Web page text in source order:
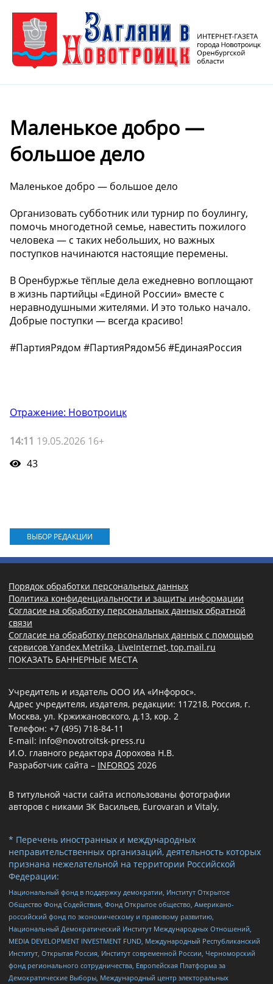
Маленькое добро —
большое дело ️
Маленькое добро — большое дело ️
Организовать субботник или турнир по боулингу,
помочь многодетной семье, навестить пожилого
человека — с таких небольших, но важных
поступков начинаются настоящие перемены.
В Оренбуржье тёплые дела ежедневно воплощают
в жизнь партийцы «Единой России» вместе с
неравнодушными жителями. И это только начало.
Добрые поступки — всегда красиво!
#ПартияРядом #ПартияРядом56 #ЕдинаяРоссия
Отражение: Новотроицк
14:11 19.05.2026 16+
43
ВЫБОР РЕДАКЦИИ
Порядок обработки персональных данных
Политика конфиденциальности и защиты информации
Согласие на обработку персональных данных обратной
связи
Согласие на обработку персональных данных с помощью
сервисов Yandex.Metrika, LiveInternet, top.mail.ru
ПОКАЗАТЬ БАННЕРНЫЕ МЕСТА
Учредитель и издатель ООО ИА «Инфорос».
Адрес учредителя, издателя, редакции: 117218, Россия, г.
Москва, ул. Кржижановского, д.13, кор. 2
Телефон: +7 (495) 718-84-11
E-mail: info@novotroitsk-press.ru
И.О. главного редактора Дорохова Н.В.
Разработчик сайта – INFOROS 2026
В титульной части сайта использованы фотографии
авторов с никами ЗК Васильев, Eurovaran и Vitaly,
* Перечень иностранных и международных
неправительственных организаций, деятельность которых
признана нежелательной на территории Российской
Федерации:
Национальный фонд в поддержку демократии, Институт Открытое
Общество Фонд Содействия, Фонд Открытое общество, Американо-
российский фонд по экономическому и правовому развитию,
Национальный Демократический Институт Международных Отношений,
MEDIA DEVELOPMENT INVESTMENT FUND, Международный Республиканский
Институт, Открытая Россия, Институт современной России, Черноморский
фонд регионального сотрудничества, Европейская Платформа за
Демократические Выборы, Международный центр электоральных